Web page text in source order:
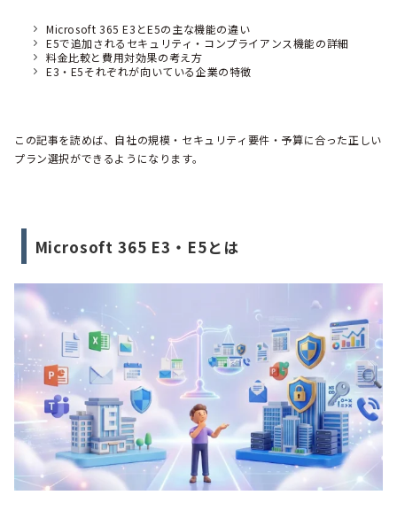
Microsoft 365 E3とE5の主な機能の違い
E5で追加されるセキュリティ・コンプライアンス機能の詳細
料金比較と費用対効果の考え方
E3・E5それぞれが向いている企業の特徴
この記事を読めば、自社の規模・セキュリティ要件・予算に合った正しい
プラン選択ができるようになります。
Microsoft 365 E3・E5とは